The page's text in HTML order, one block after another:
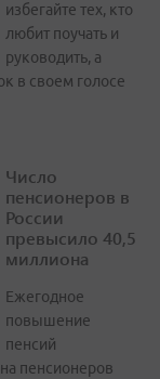
избегайте тех, кто
любит поучать и
руководить, а
в своем голосе
Число
пенсионеров в
России
превысило 40,5
миллиона
Ежегодное
повышение
пенсий
пенсионеров